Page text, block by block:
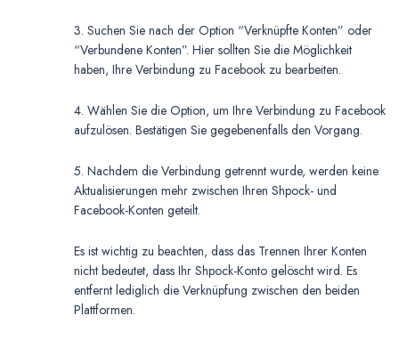
3. Suchen Sie nach der Option “Verknüpfte Konten” oder
“Verbundene Konten”. Hier sollten Sie die Möglichkeit
haben, Ihre Verbindung zu Facebook zu bearbeiten.
4. Wählen Sie die Option, um Ihre Verbindung zu Facebook
aufzulösen. Bestätigen Sie gegebenenfalls den Vorgang.
5. Nachdem die Verbindung getrennt wurde, werden keine
Aktualisierungen mehr zwischen Ihren Shpock- und
Facebook-Konten geteilt.
Es ist wichtig zu beachten, dass das Trennen Ihrer Konten
nicht bedeutet, dass Ihr Shpock-Konto gelöscht wird. Es
entfernt lediglich die Verknüpfung zwischen den beiden
Plattformen.